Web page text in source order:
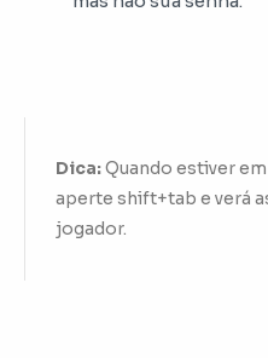
Dica:Quando estiver
aperte shift+tab e verá
jogador.